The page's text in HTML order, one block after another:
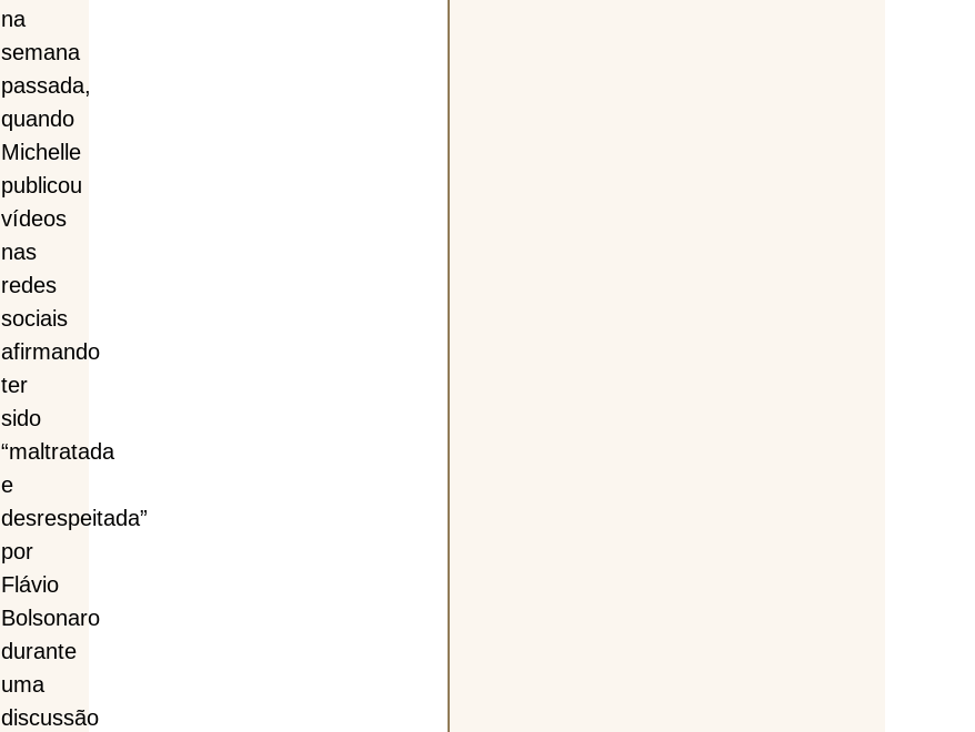
na
semana
passada,
quando
Michelle
publicou
vídeos
nas
redes
sociais
afirmando
ter
sido
“maltratada
e
desrespeitada”
por
Flávio
Bolsonaro
durante
uma
discussão